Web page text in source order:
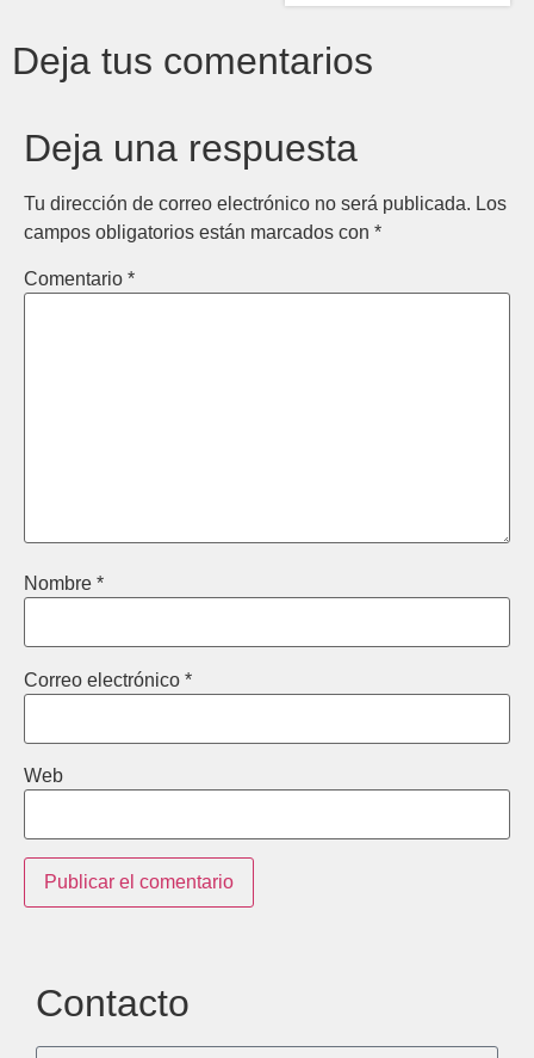
Deja tus comentarios
Deja una respuesta
Tu dirección de correo electrónico no será publicada. Los
campos obligatorios están marcados con *
Comentario *
Nombre *
Correo electrónico *
Web
Contacto